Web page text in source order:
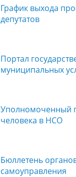
График выхода
депутатов
Портал
муниципальных
Уполномоченный
человека в НСО
Бюллетень
самоуправления